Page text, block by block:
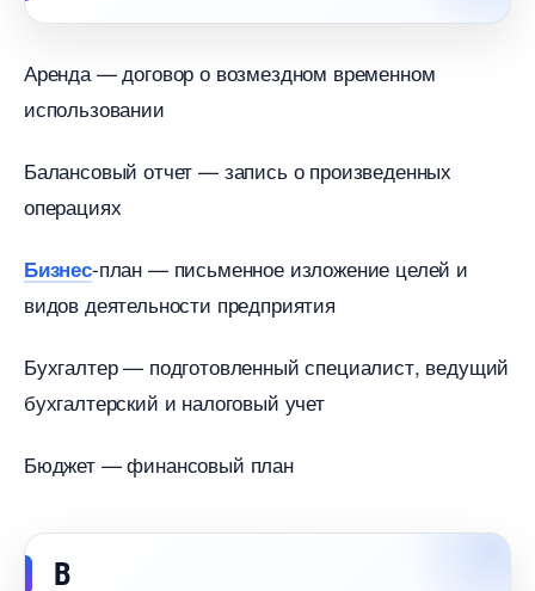
Аренда — договор о возмездном временном
использовании
Балансовый отчет — запись о произведенных
операциях
Бизнес-план — письменное изложение целей и
идов деятельности предприятия
Бухгалтер — подготовленный специалист, ведущий
ухгалтерский и налоговый учет
Бюджет — финансовый план